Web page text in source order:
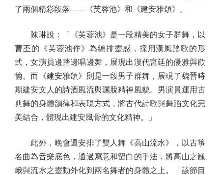
了兩個精彩段落——《芙蓉池》和《建安雅頌》。
陳琳說：「《芙蓉池》是一段精美的女子群舞，以
曹丕的《芙蓉池作》為編排靈感，採用漢風踏歌的形
式，女演員邊踏邊唱邊舞，展現出漢代宮廷的優雅與歡
愉。而《建安雅頌》則是一段男子群舞，展現了魏晉時
期建安文人的詩酒風流與灑脫精神風貌。男演員運用古
典舞的身體韻律和表現方式，將古代詩歌與舞蹈文化完
美結合，體現出建安風骨的文化精神。」
此外，晚會還安排了雙人舞《高山流水》，以古箏
名曲為音樂底色，通過寫意和留白的手法，將高山之巍
峨與流水之靈動外化到兩名舞者的身體之上。「該節目